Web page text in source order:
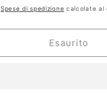
scontato
Spese di spedizione calcolate al
Esaurito